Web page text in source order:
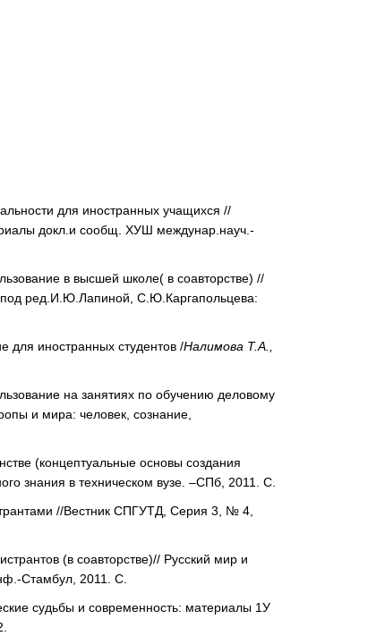
для иностранных учащихся //
докл.и сообщ. ХУШ междунар.науч.-
в высшей школе( в соавторстве) //
под ред.И.Ю.Лапиной, С.Ю.Каргапольцева:
для иностранных студентов /Налимова Т.А.,
на занятиях по обучению деловому
и мира: человек, сознание,
(концептуальные основы создания
знания в техническом вузе. –СПб, 2011. С.
//Вестник СПГУТД, Серия 3, № 4,
(в соавторстве)// Русский мир и
Стамбул, 2011. С.
судьбы и современность: материалы 1У